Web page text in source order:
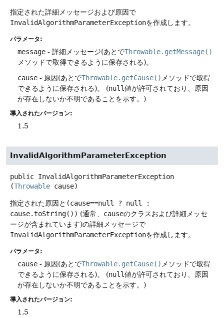
指定された詳細メッセージおよび原因で
InvalidAlgorithmParameterExceptionを作成します。
パラメータ:
message - 詳細メッセージ(あとでThrowable.getMessage()
メソッドで取得できるように保存される)。
cause - 原因(あとでThrowable.getCause() メソッドで取得
できるように保存される)。
(null値が許可されており、原因
が存在しないか不明であることを示す。)
導入されたバージョン:
1.5
InvalidAlgorithmParameterException
public InvalidAlgorithmParameterException
(Throwable cause)
指定された原因と (cause==null ? null :
cause.toString()) (通常、 causeのクラスおよび詳細メッセ
ージが含まれています)の詳細メッセージで
InvalidAlgorithmParameterExceptionを作成します。
パラメータ:
cause - 原因(あとでThrowable.getCause() メソッドで取得
できるように保存される)。
(null値が許可されており、原因
が存在しないか不明であることを示す。)
導入されたバージョン:
1.5